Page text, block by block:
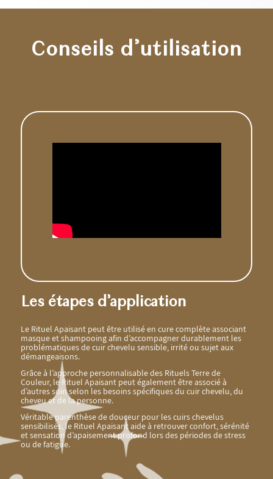
Conseils d’utilisation
Les étapes d’application
Le Rituel Apaisant peut être utilisé en cure complète associant
masque et shampooing afin d’accompagner durablement les
problématiques de cuir chevelu sensible, irrité ou sujet aux
démangeaisons.
Grâce à l’approche personnalisable des Rituels Terre de
Couleur, le Rituel Apaisant peut également être associé à
d’autres soin selon les besoins spécifiques du cuir chevelu, du
cheveu et de la personne.
Véritable parenthèse de douceur pour les cuirs chevelus
sensibilisés, le Rituel Apaisant aide à retrouver confort, sérénité
et sensation d’apaisement profond lors des périodes de stress
ou de fatigue.